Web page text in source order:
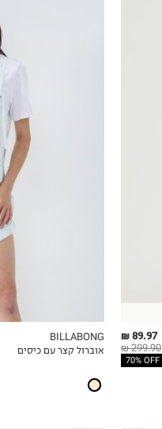
89.97 ₪
299.90 ₪
70% OFF
MY LIST
BILLABONG
אוברול קצר עם כיסים